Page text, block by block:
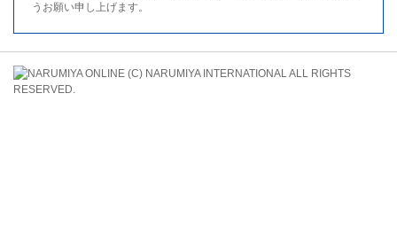
うお願い申し上げます。